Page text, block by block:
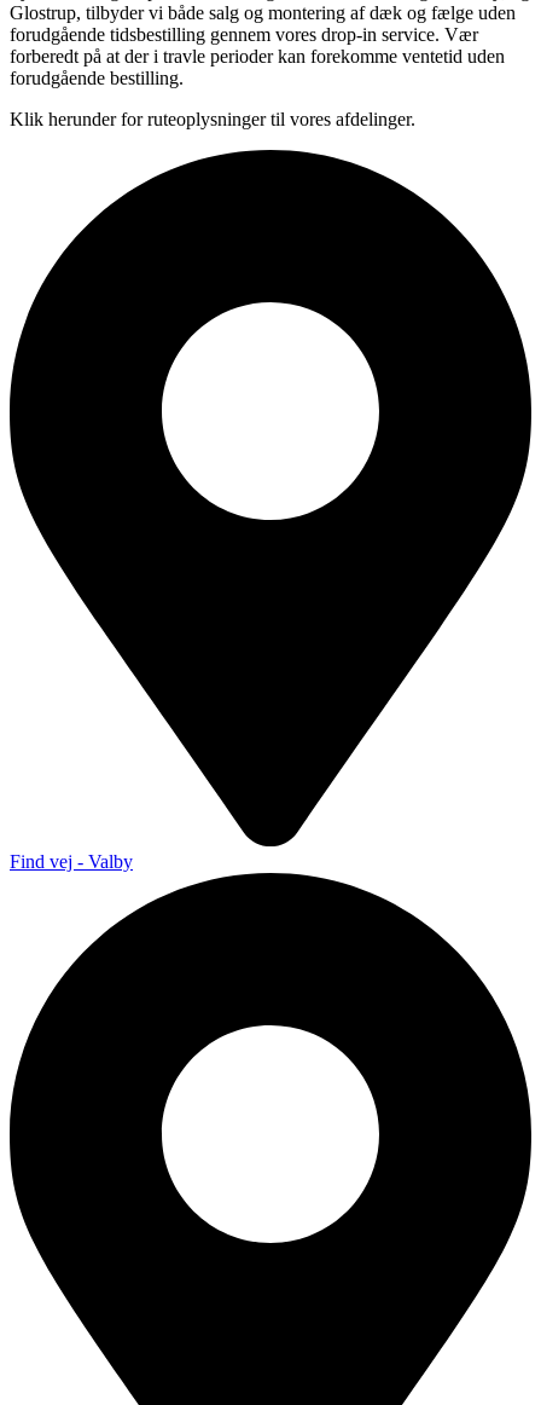
Glostrup, tilbyder vi både salg og montering af dæk og fælge uden
forudgående tidsbestilling gennem vores drop-in service. Vær
forberedt på at der i travle perioder kan forekomme ventetid uden
forudgående bestilling.
Klik herunder for ruteoplysninger til vores afdelinger.
Find vej - Valby